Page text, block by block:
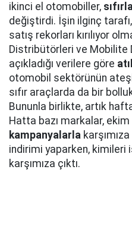
ikinci el otomobiller,
değiştirdi. İşin ilginç
satış rekorları kırılıyor
Distribütörleri ve Mobilite
açıkladığı verilere göre
otomobil sektörünün
sıfır araçlarda da bir
Bununla birlikte, artık
Hatta bazı markalar,
kampanyalarla
indirimi yaparken, kimileri
karşımıza çıktı.